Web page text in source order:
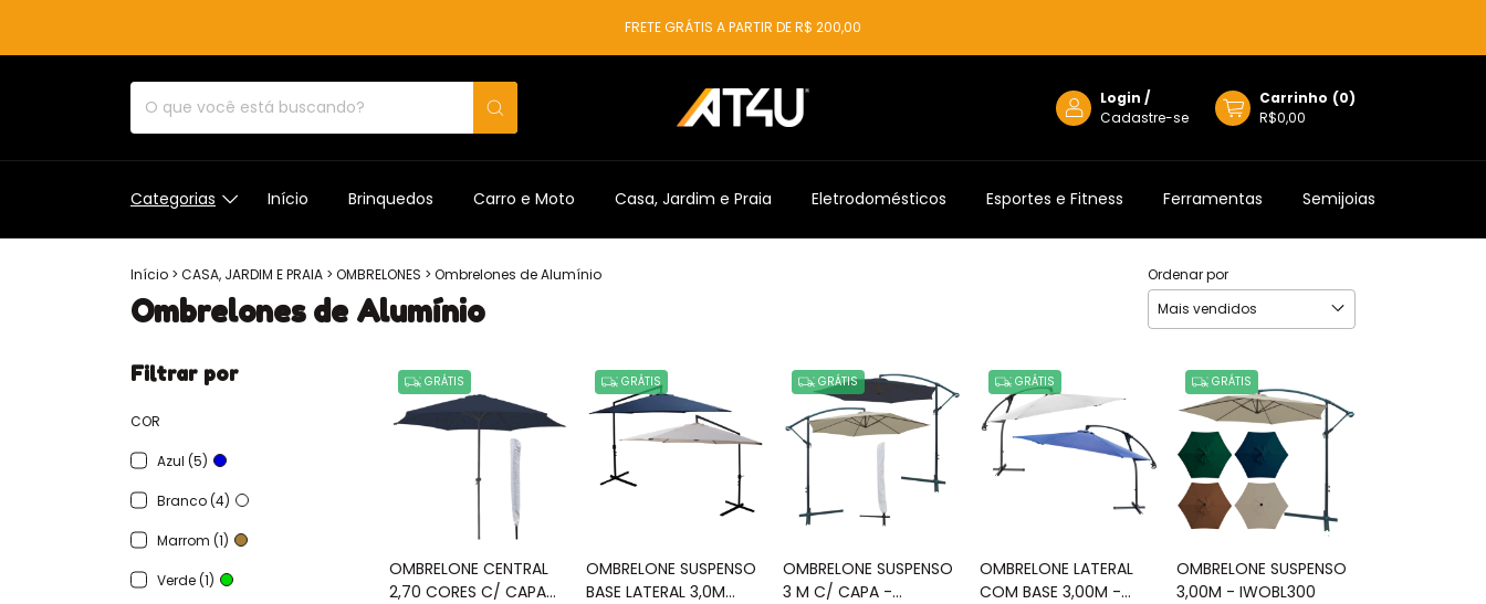
FRETE GRÁTIS A PARTIR DE R$ 200,00
Login /
Cadastre-se
Carrinho (0)
R$0,00
Categorias Início Brinquedos Carro e Moto Casa, Jardim e Praia Eletrodomésticos Esportes e Fitness Ferramentas Semijoias
Início > CASA, JARDIM E PRAIA > OMBRELONES > Ombrelones de Alumínio
Ombrelones de Alumínio
Ordenar por
Filtrar por
COR
Azul (5)
Branco (4)
Marrom (1)
Verde (1)
GRÁTIS
OMBRELONE CENTRAL
2,70 CORES C/ CAPA
GRÁTIS
OMBRELONE SUSPENSO
BASE LATERAL 3,0M
GRÁTIS
OMBRELONE SUSPENSO
3 M C/ CAPA -
GRÁTIS
OMBRELONE LATERAL
COM BASE 3,00M -
GRÁTIS
OMBRELONE SUSPENSO
3,00M - IWOBL300